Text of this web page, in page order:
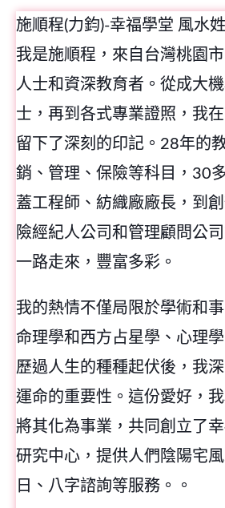
施順程(力鈞)-幸福學堂 風水
我是施順程，來自台灣桃園
人士和資深教育者。從成大
士，再到各式專業證照，我
留下了深刻的印記。28年的
銷、管理、保險等科目，30
蓋工程師、紡織廠廠長，到
險經紀人公司和管理顧問公
一路走來，豐富多彩。
我的熱情不僅局限於學術和
命理學和西方占星學、心理
歷過人生的種種起伏後，我
運命的重要性。這份愛好，
將其化為事業，共同創立了
研究中心，提供人們陰陽宅
日、八字諮詢等服務。。